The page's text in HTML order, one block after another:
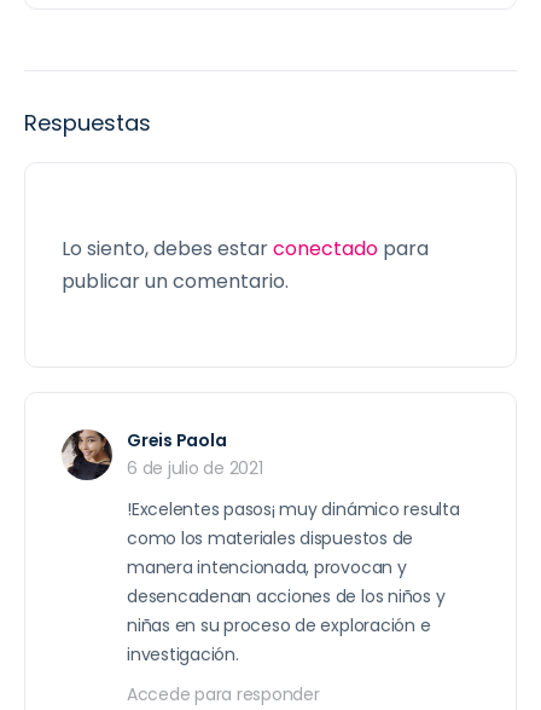
Respuestas
Lo siento, debes estarconectado para
publicar un comentario.
Greis Paola
6 de julio de 2021
!Excelentes pasos¡ muy dinámico resulta
como los materiales dispuestos de
manera intencionada, provocan y
desencadenan acciones de los niños y
niñas en su proceso de exploración e
investigación.
Accede para responder